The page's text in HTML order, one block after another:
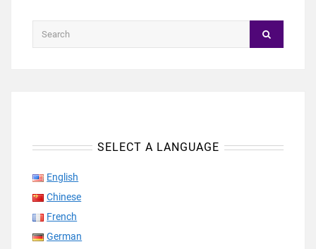
SELECT A LANGUAGE
English
Chinese
French
German